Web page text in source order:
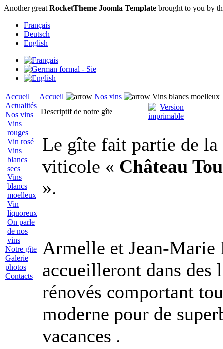
Another great RocketTheme Joomla Template brought to you by
Français
Deutsch
English
Accueil
Actualités
Nos vins
Vins
rouges
Vin rosé
Vins
blancs
secs
Vins
blancs
moelleux
Vin
liquoreux
On parle
de nos
vins
Notre gîte
Galerie
photos
Contacts
Accueil Nos vins
Vins blancs moelleux
Descriptif de notre gîte
Le gîte fait partie de la
viticole « Château
».
Armelle et Jean-Marie
accueilleront dans des
rénovés comportant
moderne pour de
vacances .